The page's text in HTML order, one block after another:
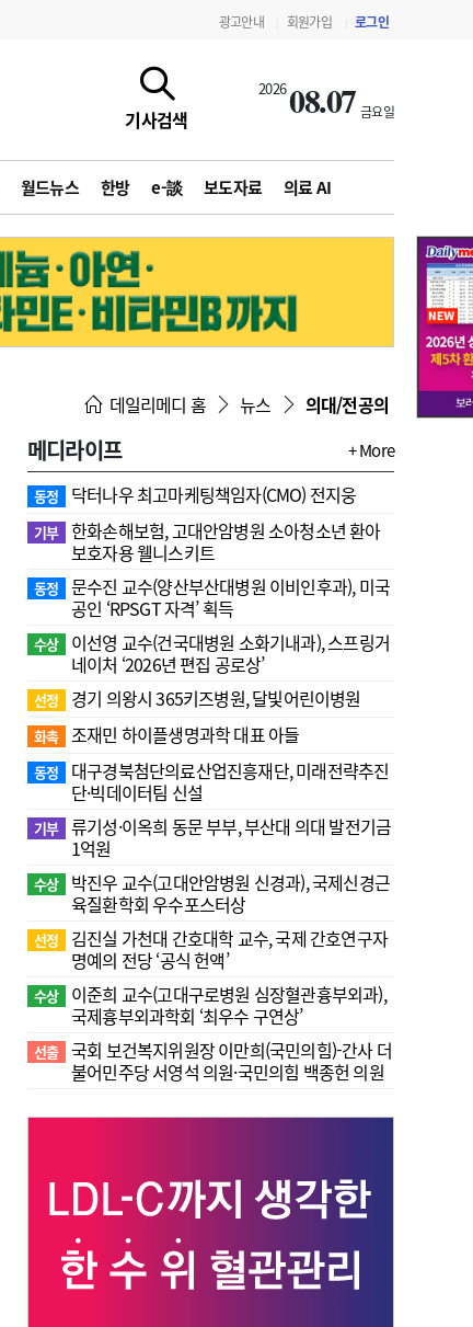
광고안내 회원가입 로그인
기사검색
202608.07 금요일
월드뉴스 한방 e-談 보도자료 의료 AI
지침·기준·평가 약제급여 심사 결과
데일리메디 홈 뉴스 의대/전공의
메디라이프 + More
동정 닥터나우 최고마케팅책임자(CMO) 전지웅
기부 한화손해보험, 고대안암병원 소아청소년 환아
보호자용 웰니스키트
동정
문수진 교수( 양산부산대병원 이비인후과), 미국
공인 ‘RPSGT 자격’ 획득
수상
이선영 교수(건국대병원 소화기내과), 스프링거
네이처 ‘2026년 편집 공로상’
선정 경기 의왕시 365키즈병원, 달빛어린이병원
화촉 조재민 하이플생명과학 대표 아들
동정
대구경북첨단의료산업진흥재단, 미래전략추진
단·빅데이터팀 신설
기부 류기성·이옥희 동문 부부, 부산대 의대 발전기금
1억원
수상
박진우 교수(고대안암병원 신경과), 국제신경근
육질환학회 우수포스터상
선정
김진실 가천대 간호대학 교수, 국제 간호연구자
명예의 전당 ‘공식 헌액’
수상
이준희 교수(고대구로병원 심장혈관흉부외과),
국제흉부외과학회 ‘최우수 구연상’
선출 국회 보건복지위원장 이만희(국민의힘)-간사 더
불어민주당 서영석 의원·국민의힘 백종헌 의원